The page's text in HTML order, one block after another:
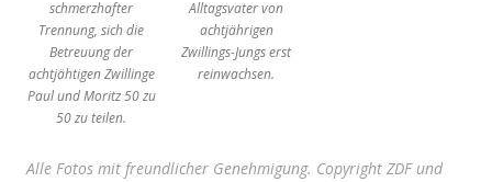
schmerzhafter
Trennung, sich die
Betreuung der
achtjähtigen Zwillinge
Paul und Moritz 50 zu
50 zu teilen.
Alltagsvater von
achtjährigen
Zwillings-Jungs erst
reinwachsen.
Alle Fotos mit freundlicher Genehmigung. Copyright ZDF und